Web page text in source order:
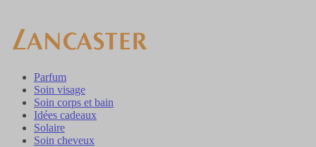
Parfum
Soin visage
Soin corps et bain
Idées cadeaux
Solaire
Soin cheveux